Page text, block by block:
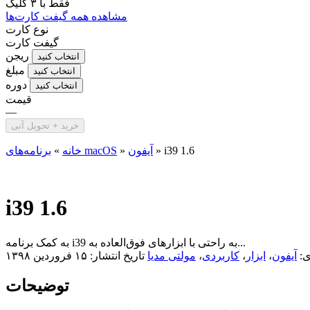
فقط با ۳ کلیک
مشاهده همه گیفت کارت‌ها
نوع کارت
گیفت کارت
ریجن
انتخاب کنید
مبلغ انتخاب کنید
دوره انتخاب کنید
قیمت
—
خرید + تحویل آنی
خانه » برنامه‌های macOS » آیفون » i39 1.6
i39 1.6
به کمک برنامه i39 به راحتی با ابزار‌های فوق‌العاده به...
آیفون، ابزار ، کاربردی، مولتی مدیا تاریخ انتشار: ۱۵ فروردین ۱۳۹۸
توضیحات